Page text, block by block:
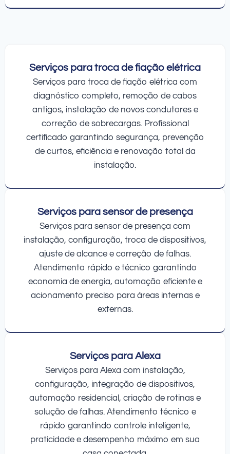
Serviços para troca de fiação elétrica
Serviços para troca de fiação elétrica com
diagnóstico completo, remoção de cabos
antigos, instalação de novos condutores e
correção de sobrecargas. Profissional
certificado garantindo segurança, prevenção
de curtos, eficiência e renovação total da
instalação.
Serviços para sensor de presença
Serviços para sensor de presença com
instalação, configuração, troca de dispositivos,
ajuste de alcance e correção de falhas.
Atendimento rápido e técnico garantindo
economia de energia, automação eficiente e
acionamento preciso para áreas internas e
externas.
Serviços para Alexa
Serviços para Alexa com instalação,
configuração, integração de dispositivos,
automação residencial, criação de rotinas e
solução de falhas. Atendimento técnico e
rápido garantindo controle inteligente,
praticidade e desempenho máximo em sua